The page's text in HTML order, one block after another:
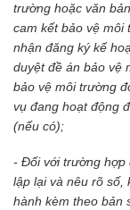
trường hoặc văn
cam kết bảo vệ môi
nhận đăng ký kế
duyệt đề án bảo vệ
bảo vệ môi trường
vụ đang hoạt động
(nếu có);
- Đối với trường hợp
lập lại và nêu rõ số,
hành kèm theo bản